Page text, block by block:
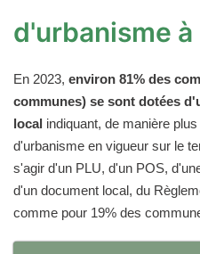
d'urbanisme
En 2023, environ 81% des
communes) se sont dotées
local indiquant, de manière
d'urbanisme en vigueur sur le
s'agir d'un PLU, d'un POS,
d'un document local, du
comme pour 19% des